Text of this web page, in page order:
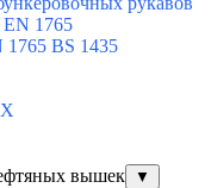
1765
BS 1435
вышек
▼